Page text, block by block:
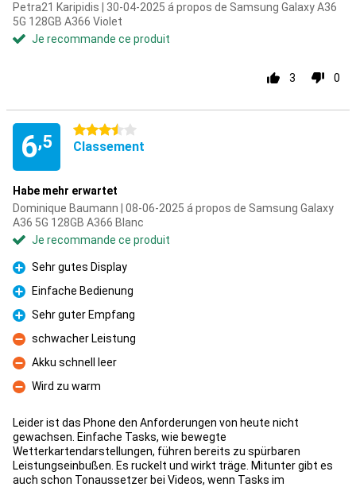
Petra21 Karipidis | 30-04-2025 á propos de Samsung Galaxy A36
5G 128GB A366 Violet
Je recommande ce produit
3 0
6,5
3.5 étoiles
Classement
Habe mehr erwartet
Dominique Baumann | 08-06-2025 á propos de Samsung Galaxy
A36 5G 128GB A366 Blanc
Je recommande ce produit
Pour
Sehr gutes Display
Pour
Einfache Bedienung
Pour
Sehr guter Empfang
Contre
schwacher Leistung
Contre
Akku schnell leer
Contre
Wird zu warm
Leider ist das Phone den Anforderungen von heute nicht
gewachsen. Einfache Tasks, wie bewegte
Wetterkartendarstellungen, führen bereits zu spürbaren
Leistungseinbußen. Es ruckelt und wirkt träge. Mitunter gibt es
auch schon Tonaussetzer bei Videos, wenn Tasks im